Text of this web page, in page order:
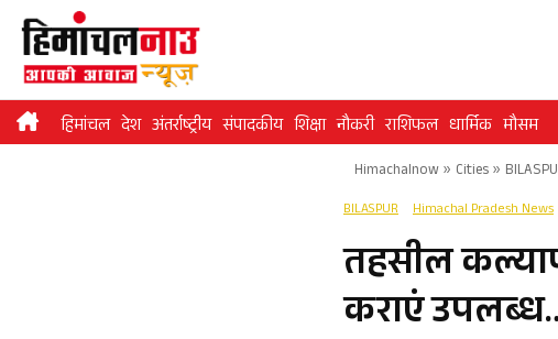
Skip
content
हिमांचल देश अंतर्राष्ट्रीय संपादकीय शिक्षा नौकरी राशिफल धार्मिक मौसम
Himachalnow» Cities»
BILASPUR Himachal Pradesh News
तहसील
कराएं